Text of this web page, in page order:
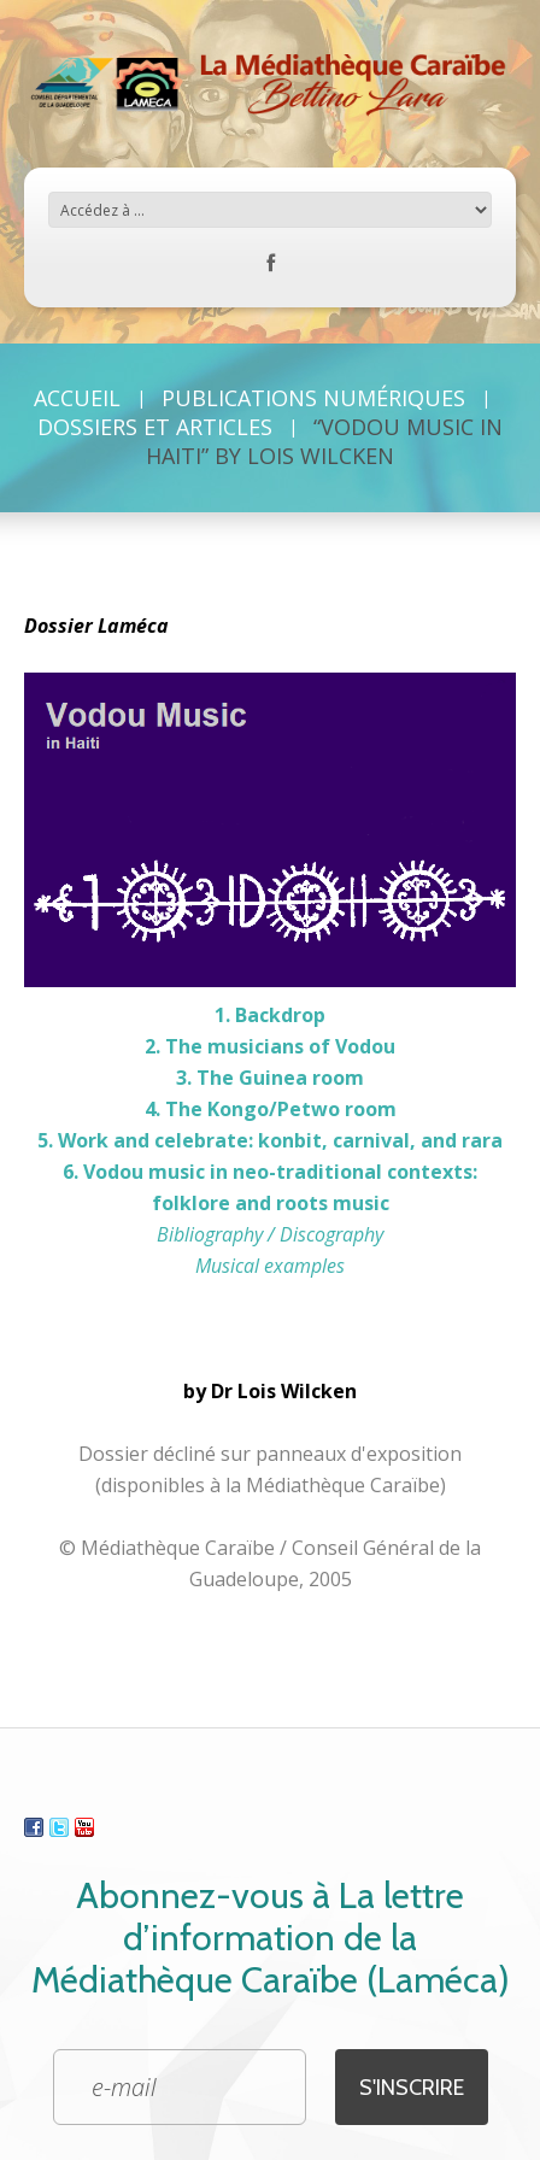
ACCUEIL
PUBLICATIONS NUMÉRIQUES
DOSSIERS ET ARTICLES
“VODOU MUSIC IN
HAITI” BY LOIS WILCKEN
Dossier Laméca
1. Backdrop
2. The musicians of Vodou
3. The Guinea room
4. The Kongo/Petwo room
5. Work and celebrate: konbit, carnival, and rara
6. Vodou music in neo-traditional contexts:
folklore and roots music
Bibliography / Discography
Musical examples
by Dr Lois Wilcken
Dossier décliné sur panneaux d'exposition
(disponibles à la Médiathèque Caraïbe)
© Médiathèque Caraïbe / Conseil Général de la
Guadeloupe, 2005
Abonnez-vous à La lettre
d’information de la
Médiathèque Caraïbe (Laméca)